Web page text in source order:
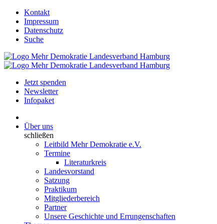
Kontakt
Impressum
Datenschutz
Suche
Jetzt spenden
Newsletter
Infopaket
Über uns
schließen
Leitbild Mehr Demokratie e.V.
Termine
Literaturkreis
Landesvorstand
Satzung
Praktikum
Mitgliederbereich
Partner
Unsere Geschichte und Errungenschaften